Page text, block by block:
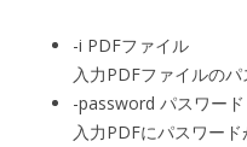
-i PDFファイル
入力PDFファイルの
-password パスワード
入力PDFにパスワー